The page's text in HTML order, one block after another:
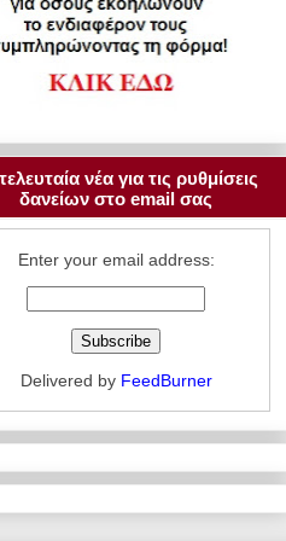
νέα για τις ρυθμίσεις
δανείων στο email σας
Enter your email address:
Delivered by FeedBurner